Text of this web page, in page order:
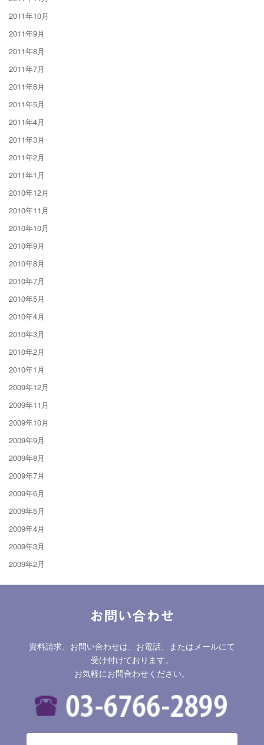
2011年10月
2011年9月
2011年8月
2011年7月
2011年6月
2011年5月
2011年4月
2011年3月
2011年2月
2011年1月
2010年12月
2010年11月
2010年10月
2010年9月
2010年8月
2010年7月
2010年5月
2010年4月
2010年3月
2010年2月
2010年1月
2009年12月
2009年11月
2009年10月
2009年9月
2009年8月
2009年7月
2009年6月
2009年5月
2009年4月
2009年3月
2009年2月
お問い合わせ
資料請求、お問い合わせは、お電話、またはメールにて
受け付けております。
お気軽にお問合わせください。